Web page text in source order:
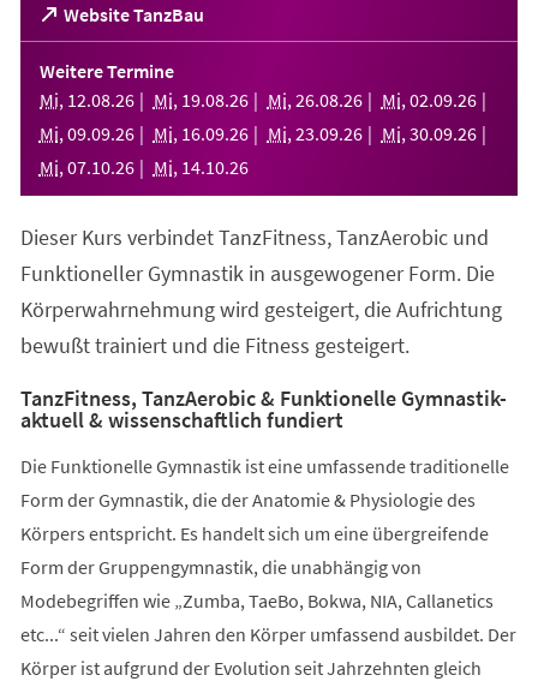
Website TanzBau
(Öffnet
in
einem
neuen
Tab)
Weitere Termine
Mi, 12.08.26 Mi, 19.08.26 Mi, 26.08.26 Mi, 02.09.26
Mi, 09.09.26 Mi, 16.09.26 Mi, 23.09.26 Mi, 30.09.26
Mi, 07.10.26 Mi, 14.10.26
Dieser Kurs verbindet TanzFitness, TanzAerobic und
Funktioneller Gymnastik in ausgewogener Form. Die
Körperwahrnehmung wird gesteigert, die Aufrichtung
bewußt trainiert und die Fitness gesteigert.
TanzFitness, TanzAerobic & Funktionelle Gymnastik-
aktuell & wissenschaftlich fundiert
Die Funktionelle Gymnastik ist eine umfassende traditionelle
Form der Gymnastik, die der Anatomie & Physiologie des
Körpers entspricht. Es handelt sich um eine übergreifende
Form der Gruppengymnastik, die unabhängig von
Modebegriffen wie „Zumba, TaeBo, Bokwa, NIA, Callanetics
etc...“ seit vielen Jahren den Körper umfassend ausbildet. Der
Körper ist aufgrund der Evolution seit Jahrzehnten gleich